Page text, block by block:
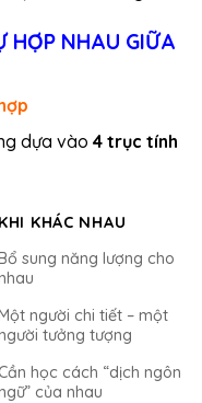
HỢP NHAU GIỮA
dựa vào 4 trục tính
KHI KHÁC NHAU
sung năng lượng cho
người chi tiết – một
tưởng tượng
học cách “dịch ngôn
của nhau